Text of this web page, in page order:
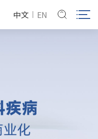
中文 EN